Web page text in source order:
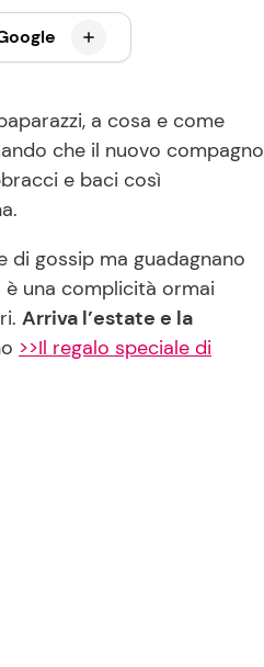
a cosa e come
che il nuovo compagno
e baci così
gossip ma guadagnano
una complicità ormai
Arriva l’estate e la
>>Il regalo speciale di